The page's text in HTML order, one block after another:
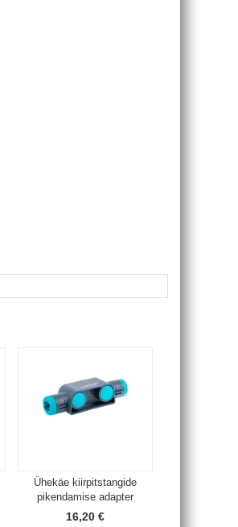
Ühekäe kiirpitstangide
pikendamise adapter
16,20 €